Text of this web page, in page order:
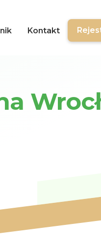
Kontakt